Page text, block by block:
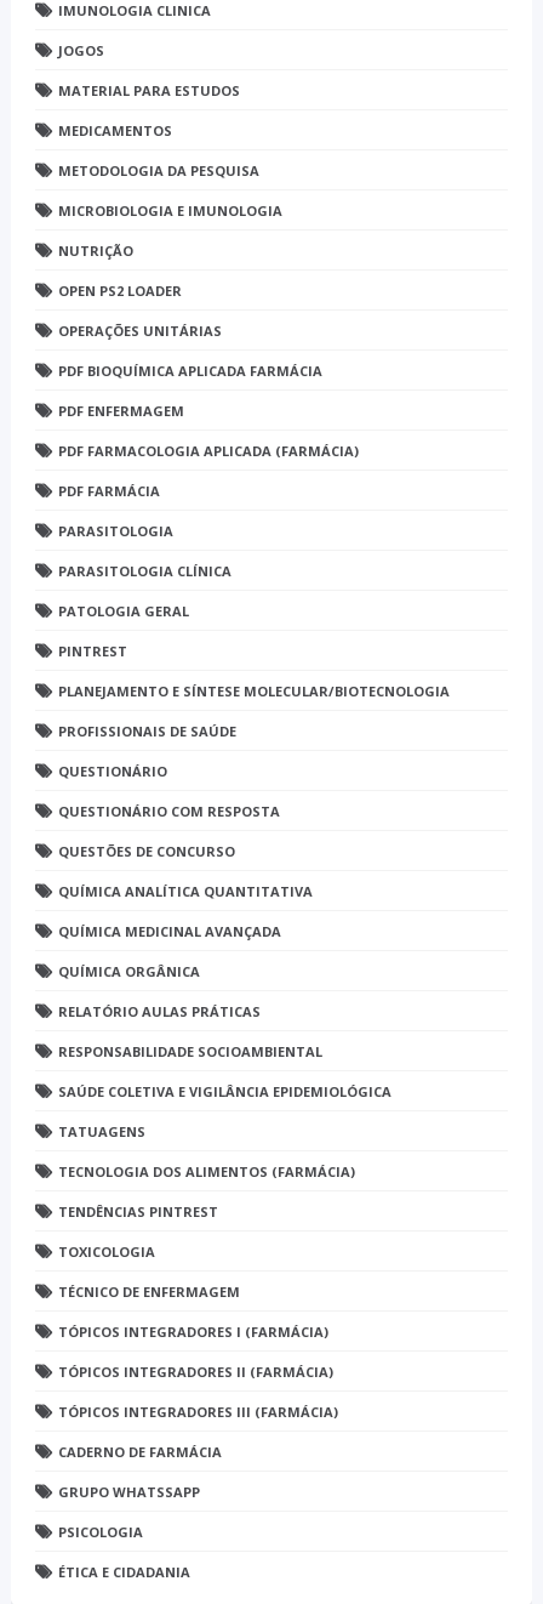
IMUNOLOGIA CLINICA
JOGOS
MATERIAL PARA ESTUDOS
MEDICAMENTOS
METODOLOGIA DA PESQUISA
MICROBIOLOGIA E IMUNOLOGIA
NUTRIÇÃO
OPEN PS2 LOADER
OPERAÇÕES UNITÁRIAS
PDF BIOQUÍMICA APLICADA FARMÁCIA
PDF ENFERMAGEM
PDF FARMACOLOGIA APLICADA (FARMÁCIA)
PDF FARMÁCIA
PARASITOLOGIA
PARASITOLOGIA CLÍNICA
PATOLOGIA GERAL
PINTREST
PLANEJAMENTO E SÍNTESE MOLECULAR/BIOTECNOLOGIA
PROFISSIONAIS DE SAÚDE
QUESTIONÁRIO
QUESTIONÁRIO COM RESPOSTA
QUESTÕES DE CONCURSO
QUÍMICA ANALÍTICA QUANTITATIVA
QUÍMICA MEDICINAL AVANÇADA
QUÍMICA ORGÂNICA
RELATÓRIO AULAS PRÁTICAS
RESPONSABILIDADE SOCIOAMBIENTAL
SAÚDE COLETIVA E VIGILÂNCIA EPIDEMIOLÓGICA
TATUAGENS
TECNOLOGIA DOS ALIMENTOS (FARMÁCIA)
TENDÊNCIAS PINTREST
TOXICOLOGIA
TÉCNICO DE ENFERMAGEM
TÓPICOS INTEGRADORES I (FARMÁCIA)
TÓPICOS INTEGRADORES II (FARMÁCIA)
TÓPICOS INTEGRADORES III (FARMÁCIA)
CADERNO DE FARMÁCIA
GRUPO WHATSSAPP
PSICOLOGIA
ÉTICA E CIDADANIA